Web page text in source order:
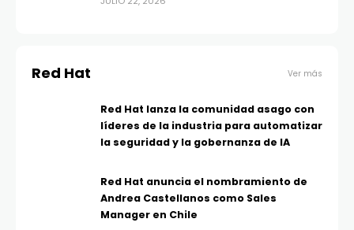
Red Hat Ver más
Red Hat lanza la comunidad asago con
líderes de la industria para automatizar
la seguridad y la gobernanza de IA
Red Hat anuncia el nombramiento de
Andrea Castellanos como Sales
Manager en Chile